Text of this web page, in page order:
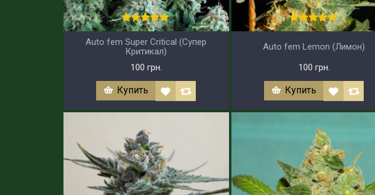
Auto fem Super Critical (Супер
Критикал)
100 грн.
Купить
Auto fem Lemon (Лимон)
100 грн.
Купить